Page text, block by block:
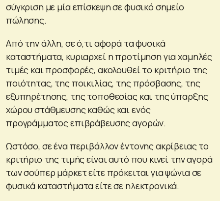
σύγκριση με μία επίσκεψη σε φυσικό σημείο
πώλησης.
Από την άλλη, σε ό,τι αφορά τα φυσικά
καταστήματα, κυριαρχεί η προτίμηση για χαμηλές
τιμές και προσφορές, ακολουθεί το κριτήριο της
ποιότητας, της ποικιλίας, της πρόσβασης, της
εξυπηρέτησης, της τοποθεσίας και της ύπαρξης
χώρου στάθμευσης καθώς και ενός
προγράμματος επιβράβευσης αγορών.
Ωστόσο, σε ένα περιβάλλον έντονης ακρίβειας το
κριτήριο της τιμής είναι αυτό που κινεί την αγορά
των σούπερ μάρκετ είτε πρόκειται για ψώνια σε
φυσικά καταστήματα είτε σε ηλεκτρονικά.